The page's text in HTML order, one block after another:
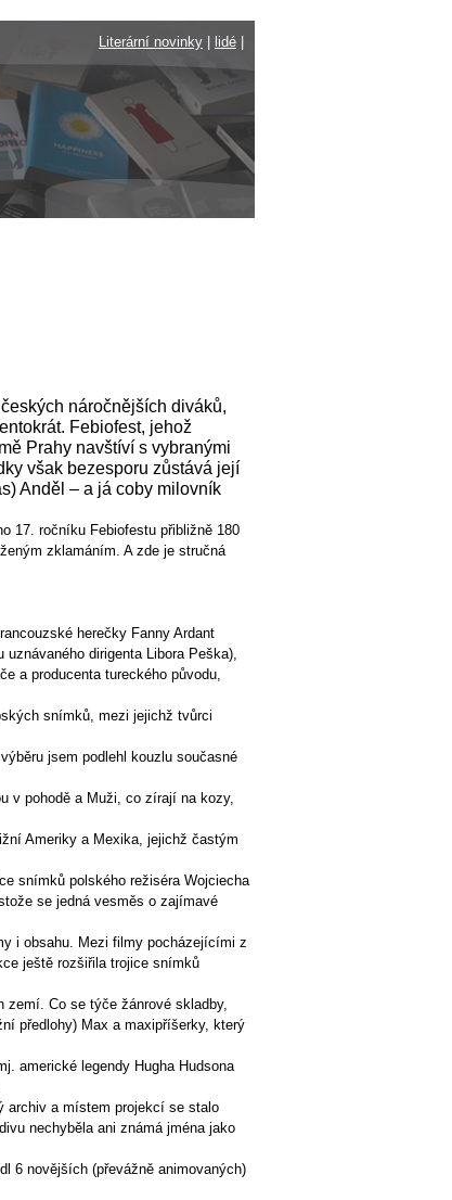
Literární novinky
lidé
náročnějších diváků,
Febiofest, jehož
Prahy navštíví s vybranými
však bezesporu zůstává její
Anděl – a já coby milovník
17. ročníku Febiofestu přibližně 180
zklamáním. A zde je stručná
herečky Fanny Ardant
dirigenta Libora Peška),
a producenta tureckého původu,
snímků, mezi jejichž tvůrci
jsem podlehl kouzlu současné
v pohodě a Muži, co zírají na kozy,
Ameriky a Mexika, jejichž častým
snímků polského režiséra Wojciecha
se jedná vesměs o zajímavé
i obsahu. Mezi filmy pocházejícími z
ještě rozšiřila trojice snímků
Co se týče žánrové skladby,
předlohy) Max a maxipříšerky, který
americké legendy Hugha Hudsona
archiv a místem projekcí se stalo
nechyběla ani známá jména jako
6 novějších (převážně animovaných)